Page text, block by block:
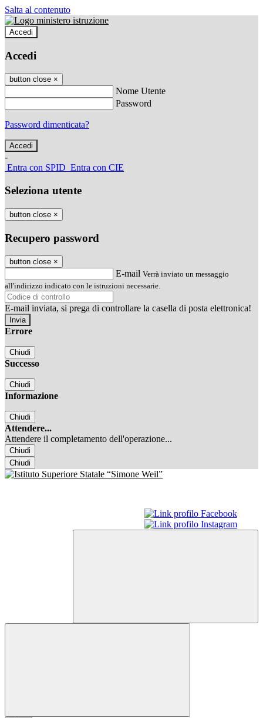
Salta al contenuto
Accedi
Accedi
button close ×
Nome Utente
Password
Password dimenticata?
-
Entra con SPID Entra con CIE
Seleziona utente
button close ×
Recupero password
button close ×
E-mail Verrà inviato un messaggio
all'indirizzo indicato con le istruzioni necessarie.
E-mail inviata, si prega di controllare la casella di posta elettronica!
Errore
Chiudi
Successo
Chiudi
Informazione
Chiudi
Attendere...
Attendere il completamento dell'operazione...
Chiudi
Chiudi